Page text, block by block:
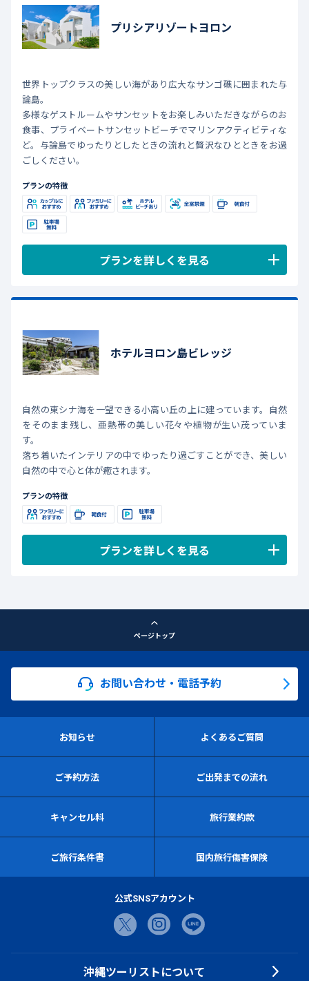
プリシアリゾートヨロン
世界トップクラスの美しい海があり広大なサンゴ礁に囲まれた与
論島。
多様なゲストルームやサンセットをお楽しみいただきながらのお
食事、プライベートサンセットビーチでマリンアクティビティな
ど。与論島でゆったりとしたときの流れと贅沢なひとときをお過
ごしください。
プランの特徴
プランを詳しくを見る
ホテルヨロン島ビレッジ
自然の東シナ海を一望できる小高い丘の上に建っています。自然
をそのまま残し、亜熱帯の美しい花々や植物が生い茂っていま
す。
落ち着いたインテリアの中でゆったり過ごすことができ、美しい
自然の中で心と体が癒されます。
プランの特徴
プランを詳しくを見る
ページトップ
お問い合わせ・電話予約
お知らせ よくあるご質問
ご予約方法 ご出発までの流れ
キャンセル料 旅行業約款
ご旅行条件書 国内旅行傷害保険
公式SNSアカウント
沖縄ツーリストについて